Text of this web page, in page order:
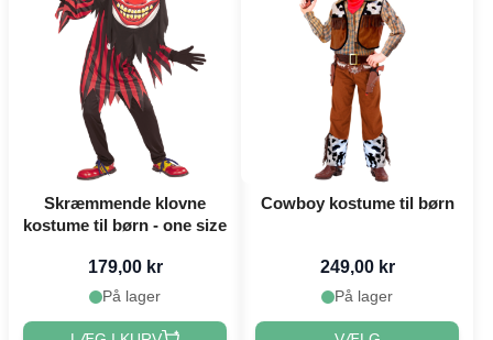
Skræmmende klovne
kostume til børn - one size
179,00 kr
På lager
Cowboy kostume til børn
249,00 kr
På lager